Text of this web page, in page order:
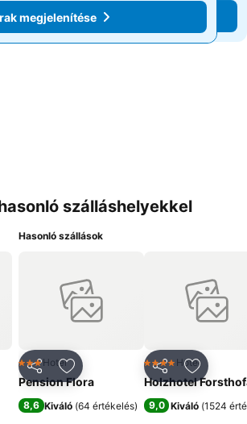
Árak megjelenítése
megjelenítése
szálláshelyekkel
kedvencekhez
Hasonló szállások
MegosztásHozzáadás a kedvencekhez
3 Kategória
Hotel
Pension Flora
8,6 Kiváló (64 értékelés)
Megosztás
4 Kategória
Hotel
Holzhotel
9,0 Kiváló (1524